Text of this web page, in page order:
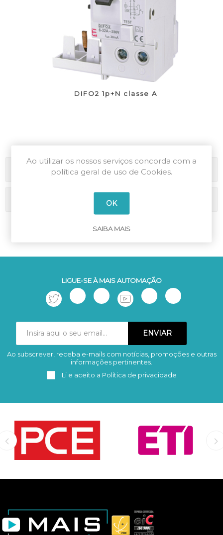
DIFO2 1p+N classe A
Categorias
LIGUE-SE À MAIS AUTOMAÇÃO
Subscrever Remover
Ao subscrever, receba e-mails com notícias, promoções e outras
informações pertinentes.
Li e aceito a Política de privacidade
Ao utilizar os nossos serviços concorda com a
política geral de uso de Cookies.
OK
SAIBA MAIS